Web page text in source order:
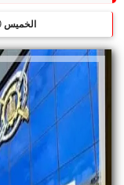
الخميس